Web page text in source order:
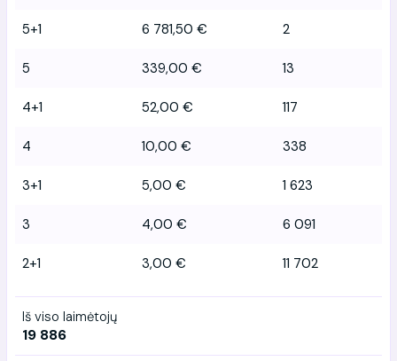
5+1 6 781,50 € 2
5 339,00 € 13
4+1 52,00 € 117
4 10,00 € 338
3+1 5,00 € 1 623
3 4,00 € 6 091
2+1 3,00 € 11 702
Iš viso laimėtojų
19 886